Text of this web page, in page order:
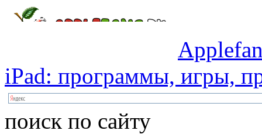
iPad: программы, игры,
поиск по сайту